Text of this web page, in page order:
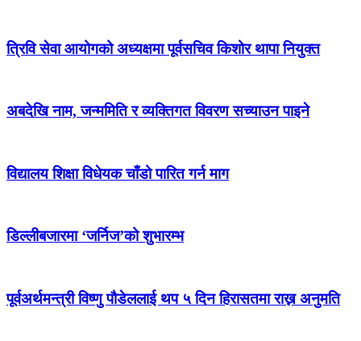
त्रिवि सेवा आयोगको अध्यक्षमा पूर्वसचिव किशोर थापा नियुक्त
अबदेखि नाम, जन्ममिति र व्यक्तिगत विवरण सच्याउन पाइने
विद्यालय शिक्षा विधेयक चाँडो पारित गर्न माग
डिल्लीबजारमा ‘जर्निज’को शुभारम्भ
पूर्वअर्थमन्त्री विष्णु पौडेललाई थप ५ दिन हिरासतमा राख्न अनुमति